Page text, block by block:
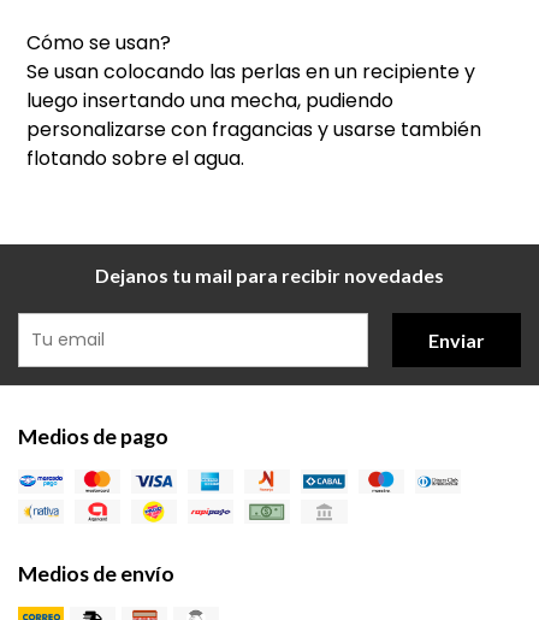
Cómo se usan?
Se usan colocando las perlas en un recipiente y
luego insertando una mecha, pudiendo
personalizarse con fragancias y usarse también
flotando sobre el agua.
Dejanos tu mail para recibir novedades
Enviar
Medios de pago
Medios de envío